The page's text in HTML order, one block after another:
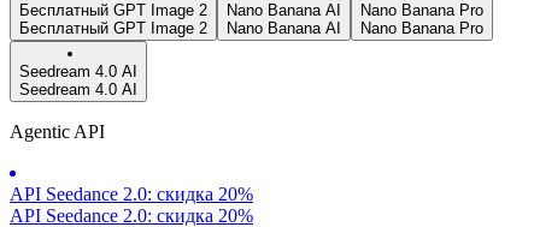
Бесплатный GPT Image 2
Бесплатный GPT Image 2
Nano Banana AI
Nano Banana AI
Nano Banana Pro
Nano Banana Pro
Seedream 4.0 AI
Seedream 4.0 AI
Agentic API
API Seedance 2.0: скидка 20%
API Seedance 2.0: скидка 20%